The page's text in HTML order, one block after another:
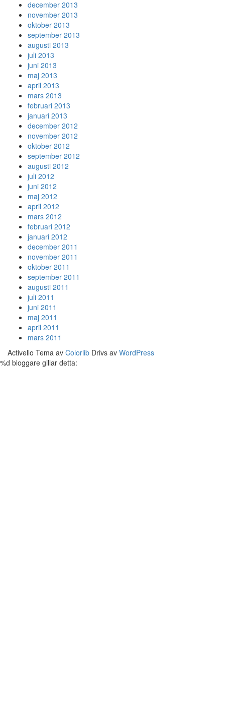
december 2013
november 2013
oktober 2013
september 2013
augusti 2013
juli 2013
juni 2013
maj 2013
april 2013
mars 2013
februari 2013
januari 2013
december 2012
november 2012
oktober 2012
september 2012
augusti 2012
juli 2012
juni 2012
maj 2012
april 2012
mars 2012
februari 2012
januari 2012
december 2011
november 2011
oktober 2011
september 2011
augusti 2011
juli 2011
juni 2011
maj 2011
april 2011
mars 2011
Activello Tema av Colorlib Drivs av WordPress
%d bloggare gillar detta: